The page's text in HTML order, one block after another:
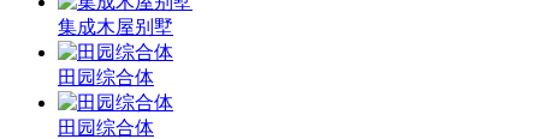
集成木屋别墅
田园综合体
田园综合体